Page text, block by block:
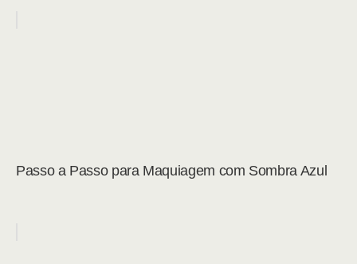
Passo a Passo para Maquiagem com Sombra Azul